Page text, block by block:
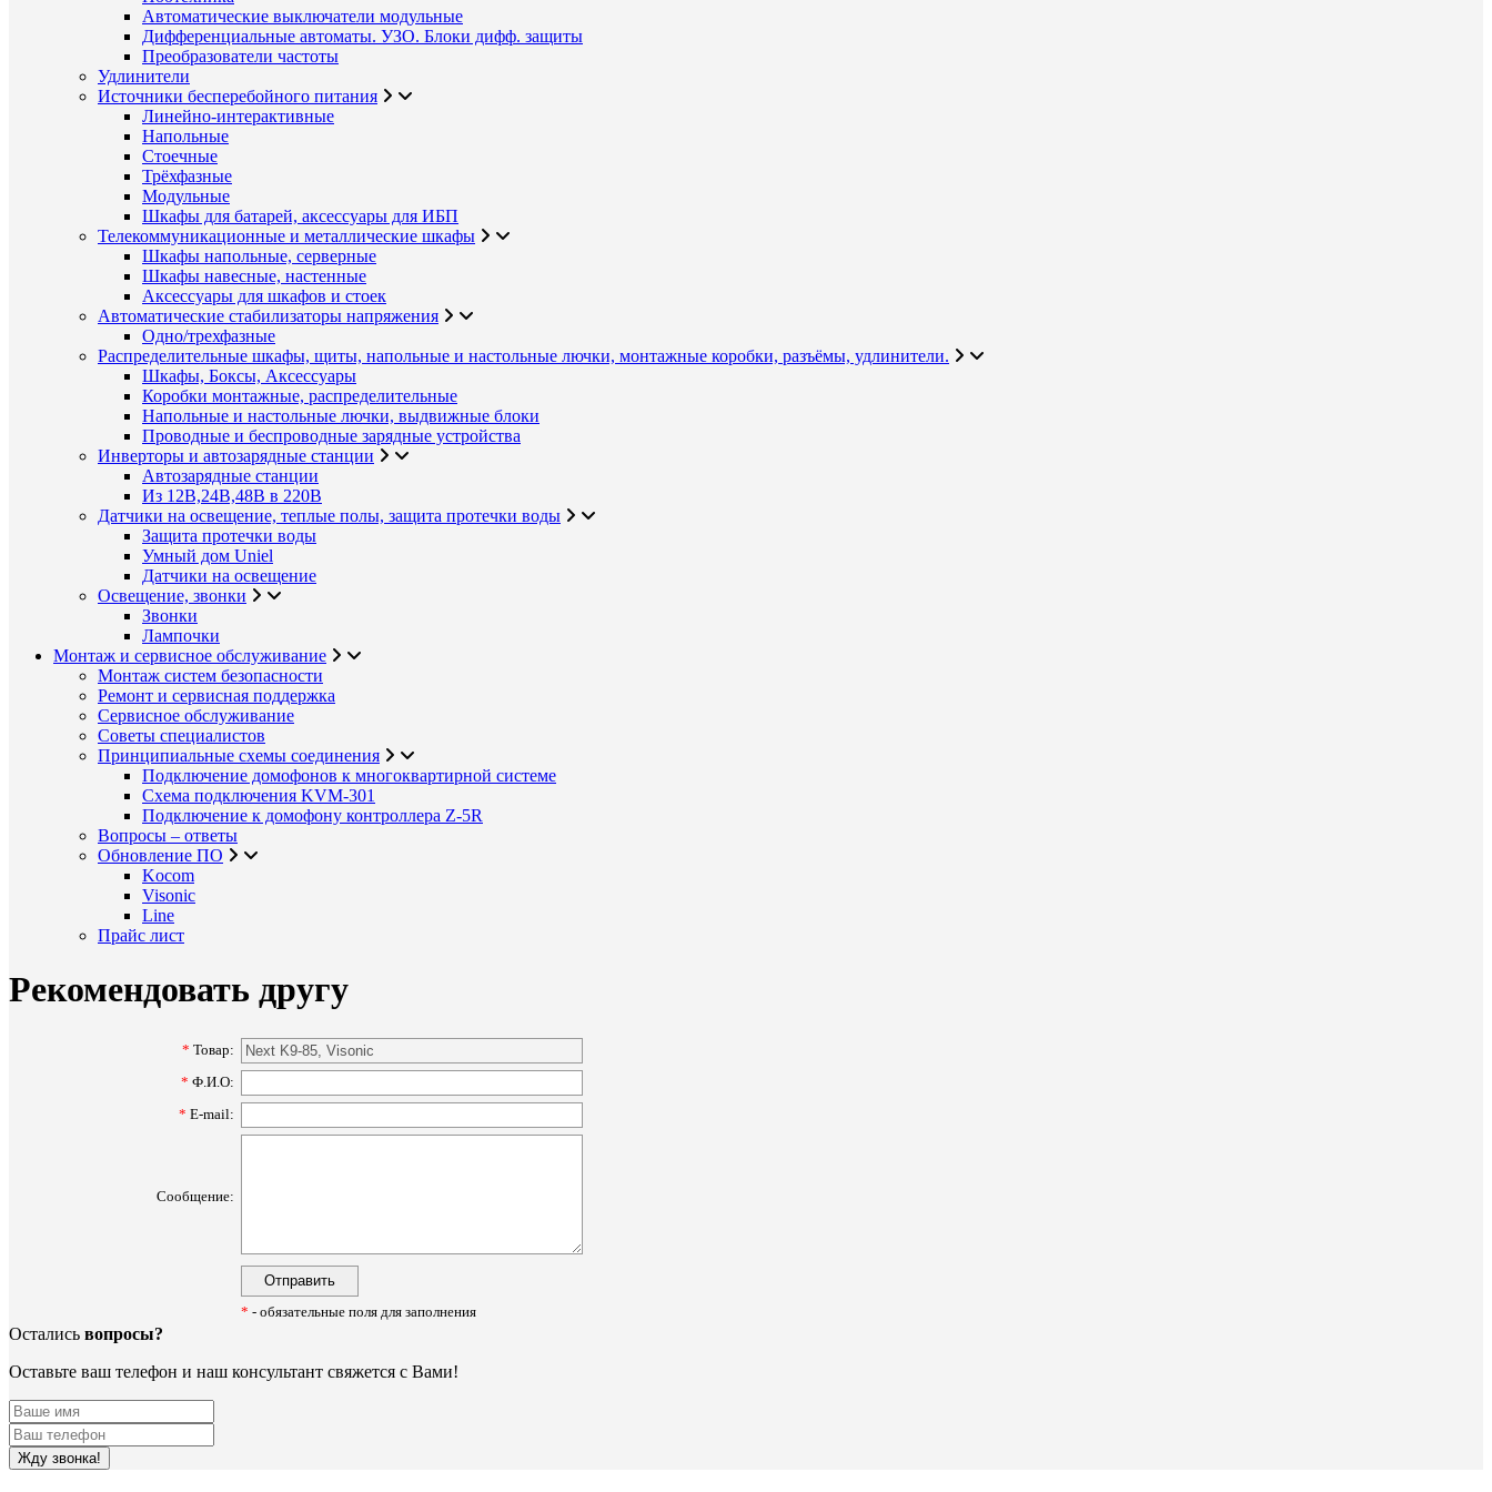
Автоматические выключатели модульные
Дифференциальные автоматы. УЗО. Блоки дифф. защиты
Преобразователи частоты
Удлинители
Источники бесперебойного питания
Линейно-интерактивные
Напольные
Стоечные
Трёхфазные
Модульные
Шкафы для батарей, аксессуары для ИБП
Телекоммуникационные и металлические шкафы
Шкафы напольные, серверные
Шкафы навесные, настенные
Аксессуары для шкафов и стоек
Автоматические стабилизаторы напряжения
Одно/трехфазные
Распределительные шкафы, щиты, напольные и настольные лючки, монтажные коробки, разъёмы, удлинители.
Шкафы, Боксы, Аксессуары
Коробки монтажные, распределительные
Напольные и настольные лючки, выдвижные блоки
Проводные и беспроводные зарядные устройства
Инверторы и автозарядные станции
Автозарядные станции
Из 12В,24В,48В в 220В
Датчики на освещение, теплые полы, защита протечки воды
Защита протечки воды
Умный дом Uniel
Датчики на освещение
Освещение, звонки
Звонки
Лампочки
Монтаж и сервисное обслуживание
Монтаж систем безопасности
Ремонт и сервисная поддержка
Сервисное обслуживание
Советы специалистов
Принципиальные схемы соединения
Подключение домофонов к многоквартирной системе
Схема подключения KVM-301
Подключение к домофону контроллера Z-5R
Вопросы – ответы
Обновление ПО
Kocom
Visonic
Line
Прайс лист
Рекомендовать другу
* Товар:
* Ф.И.О:
* E-mail:
Сообщение:
* - обязательные поля для заполнения
Остались вопросы?
Оставьте ваш телефон и наш консультант свяжется с Вами!
Жду звонка!